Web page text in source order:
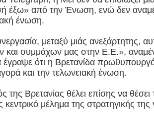
έξω» από την Ένωση, ενώ δεν
ένωση.
μεταξύ μιάς ανεξάρτητης,
και συμμάχων μας στην Ε.Ε.»,
ότι η Βρετανίδα
και την τελωνειακή ένωση.
Βρετανίας θέλει επίσης να θέσει
μέλημα της στρατηγικής της